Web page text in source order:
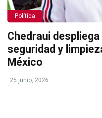
Política
Chedraui
seguridad y
México
25 junio, 2026